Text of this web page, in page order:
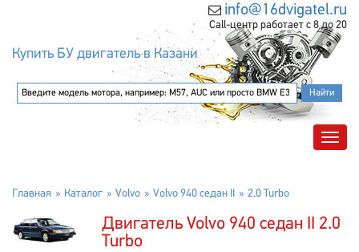
info@16dvigatel.ru
Call-центр работает с 8 до 20
Купить БУ двигатель в Казани
Главная Каталог Volvo Volvo 940 седан II 2.0 Turbo
Двигатель Volvo 940 седан II 2.0
Turbo